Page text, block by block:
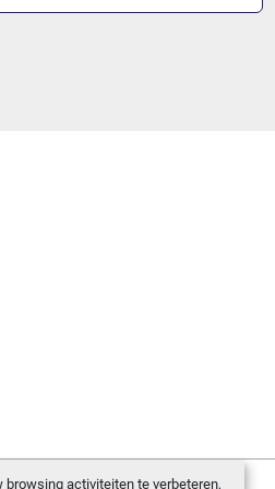
activiteiten te verbeteren,